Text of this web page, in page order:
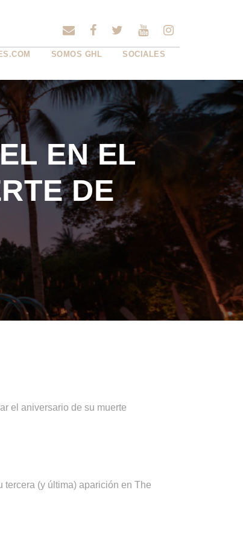
SOMOS GHL SOCIALES
EN EL
DE
el aniversario de su muerte
(y última) aparición en The